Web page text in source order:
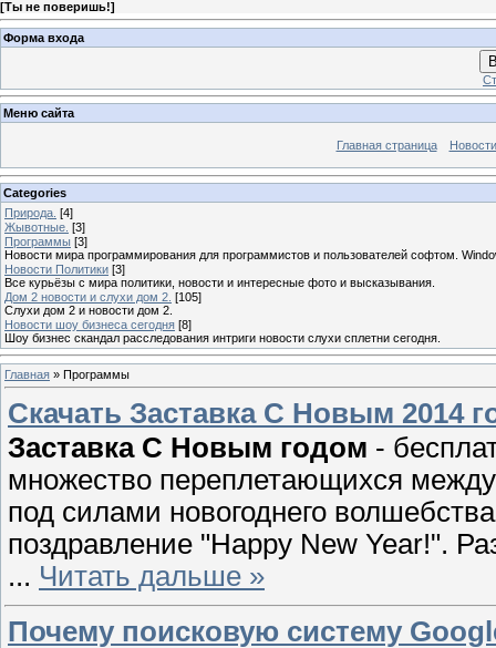
[Ты не поверишь!]
Форма входа
Меню сайта
Главная страница
Categories
Природа. [4]
Жывотные. [3]
Программы [3]
Новости мира программирования для программистов и пользователей софтом.
Новости Политики [3]
Все курьёзы с мира политики, новости и интересные фото и высказывания.
Дом 2 новости и слухи дом 2. [105]
Слухи дом 2 и новости дом 2.
Новости шоу бизнеса сегодня [8]
Шоу бизнес скандал расследования интриги новости слухи сплетни сегодня.
Главная » Программы
Скачать Заставка С Новым 2014
Заставка С Новым годом -
множество переплетающихся между
под силами новогоднего
поздравление "Happy New Year!".
... Читать дальше »
Почему поисковую систему